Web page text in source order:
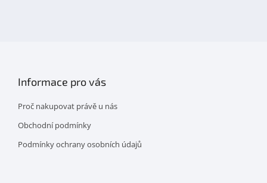
Informace pro vás
Proč nakupovat právě u nás
Obchodní podmínky
Podmínky ochrany osobních údajů